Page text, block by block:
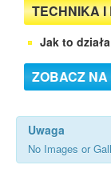
TECHNIKA I
Jak to
ZOBACZ
Uwaga
No Images or